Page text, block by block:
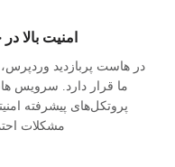
امنیت بالا
در هاست پربازدید
ما قرار دارد. سرویس
پروتکل‌های پیشرفته
مشکلات